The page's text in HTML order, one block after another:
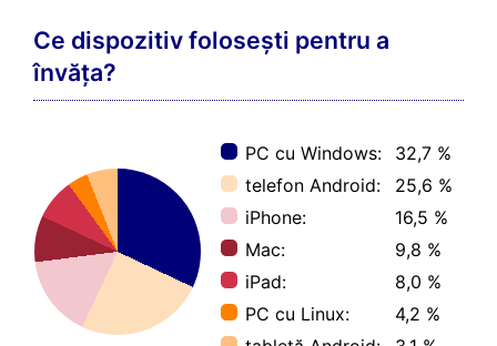
de spaniolă sudamericană, din date de la 5.168
(de) cursanți de spaniolă sudamericană.
Acestea sunt avantajele pe care le ai
dacă înveți spaniola sudamericană cu
ajutorul cursurilor de la 17 Minute
Languages: